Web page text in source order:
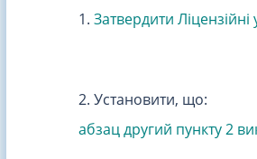
1. Затвердити
2. Установити, що:
абзац другий пункту 2